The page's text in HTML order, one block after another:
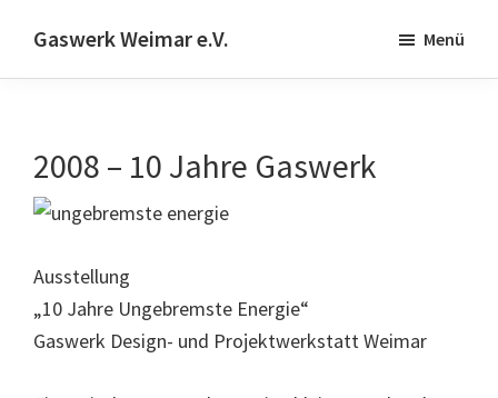
main
Fußzeile
springen
Gaswerk Weimar e.V.
|
Schwanseestr.92
Weimar
Menü
2008 – 10 Jahre Gaswerk
Ausstellung
„10 Jahre Ungebremste Energie“
Gaswerk Design- und Projektwerkstatt Weimar